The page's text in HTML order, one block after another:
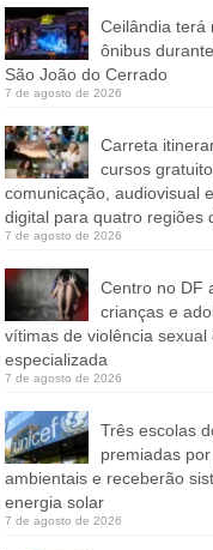
Ceilândia terá
ônibus
São João do Cerrado
7 de agosto de 2026
Carreta
cursos
comunicação, audiovisual
digital para quatro regiões
7 de agosto de 2026
Centro no DF
crianças e
vítimas de violência sexual
especializada
7 de agosto de 2026
Três escolas
premiadas
ambientais e receberão
energia solar
7 de agosto de 2026